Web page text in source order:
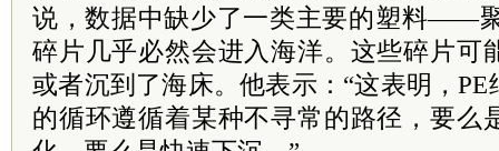
说，数据中缺少了一类主要的塑料——
碎片几乎必然会进入海洋。这些碎片可
或者沉到了海床。他表示：“这表明，
的循环遵循着某种不寻常的路径，要么